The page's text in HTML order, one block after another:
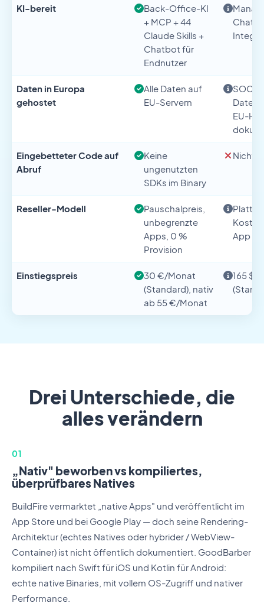
KI-bereit
Back-Office-KI
+ MCP + 44
Claude Skills +
Chatbot für
Endnutzer
Daten in Europa
gehostet
Alle Daten auf
EU-Servern
SOC
EU-
Eingebetteter Code auf
Abruf
Keine
ungenutzten
SDKs im Binary
Nicht
Reseller-Modell
Pauschalpreis,
unbegrenzte
Apps, 0 %
Provision
App
Einstiegspreis
30 €/Monat
(Standard), nativ
ab 55 €/Monat
165 $/
Drei Unterschiede, die
alles verändern
01
„Nativ" beworben vs kompiliertes,
überprüfbares Natives
BuildFire vermarktet „native Apps" und veröffentlicht im
App Store und bei Google Play — doch seine Rendering-
Architektur (echtes Natives oder hybrider / WebView-
Container) ist nicht öffentlich dokumentiert. GoodBarber
kompiliert nach Swift für iOS und Kotlin für Android:
echte native Binaries, mit vollem OS-Zugriff und nativer
Performance.